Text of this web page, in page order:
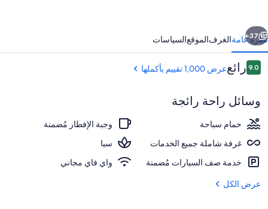
-سشامامل
جميع
الخدمات
منطقة الاستقبال
التالي
37+
نظرة عامةالغرفالموقعالسياسات
التقييمات
9.09.0 من 10رائععرض 1,000 تقييم بأكملها
وسائل راحة رائجة
حمام سباحة
وجبة الإفطار مُضمنة
غرفة شاملة جميع الخدمات
سبا
خدمة صف السيارات مُضمنة
واي فاي مجاني
عرض الكل